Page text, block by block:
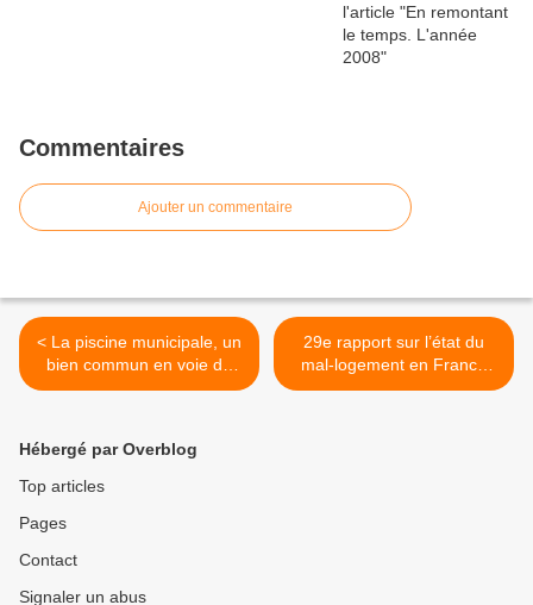
Commentaires
Ajouter un commentaire
< La piscine municipale, un
bien commun en voie de
disparition
29e rapport sur l’état du
mal-logement en France
2024 >
Hébergé par Overblog
Top articles
Pages
Contact
Signaler un abus